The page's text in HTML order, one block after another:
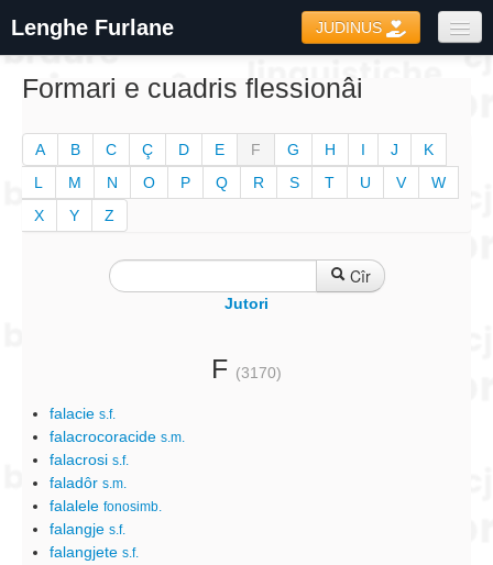
Lenghe Furlane JUDINUS
Coretôr Ortografic
Informazions
Formari e cuadris flessionâi
A B C Ç D E F G H I J
K
L
M N O P Q R S T U V
W
X
Y Z
Cîr
Jutori
F (3170)
falacie s.f.
falacrocoracide s.m.
falacrosi s.f.
faladôr s.m.
falalele fonosimb.
falangje s.f.
falangjete s.f.